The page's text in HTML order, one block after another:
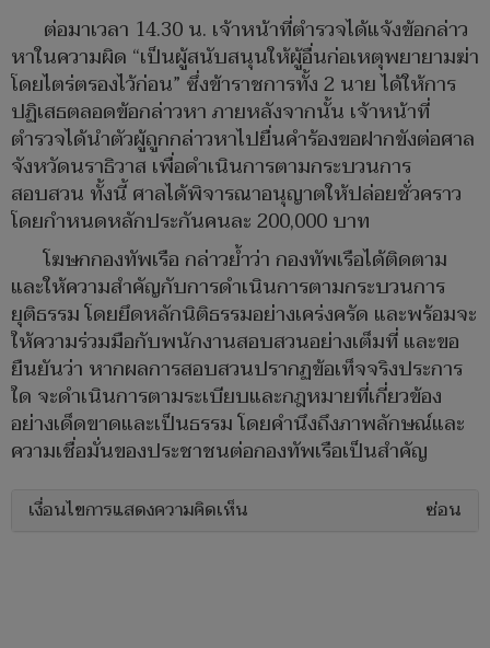
ต่อมาเวลา 14.30 น. เจ้าหน้าที่ตำรวจได้แจ้งข้อกล่าว
หาในความผิด “เป็นผู้สนับสนุนให้ผู้อื่นก่อเหตุพยายามฆ่า
โดยไตร่ตรองไว้ก่อน” ซึ่งข้าราชการทั้ง 2 นาย ได้ให้การ
ปฏิเสธตลอดข้อกล่าวหา ภายหลังจากนั้น เจ้าหน้าที่
ตำรวจได้นำตัวผู้ถูกกล่าวหาไปยื่นคำร้องขอฝากขังต่อศาล
จังหวัดนราธิวาส เพื่อดำเนินการตามกระบวนการ
สอบสวน ทั้งนี้ ศาลได้พิจารณาอนุญาตให้ปล่อยชั่วคราว
โดยกำหนดหลักประกันคนละ 200,000 บาท
โฆษกกองทัพเรือ กล่าวย้ำว่า กองทัพเรือได้ติดตาม
และให้ความสำคัญกับการดำเนินการตามกระบวนการ
ยุติธรรม โดยยึดหลักนิติธรรมอย่างเคร่งครัด และพร้อมจะ
ให้ความร่วมมือกับพนักงานสอบสวนอย่างเต็มที่ และขอ
ยืนยันว่า หากผลการสอบสวนปรากฏข้อเท็จจริงประการ
ใด จะดำเนินการตามระเบียบและกฎหมายที่เกี่ยวข้อง
อย่างเด็ดขาดและเป็นธรรม โดยคำนึงถึงภาพลักษณ์และ
ความเชื่อมั่นของประชาชนต่อกองทัพเรือเป็นสำคัญ
เงื่อนไขการแสดงความคิดเห็น ซ่อน